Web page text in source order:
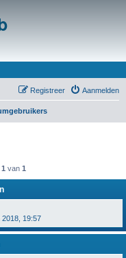
Aanmelden
Registreer
1 van 1
2018, 19:57